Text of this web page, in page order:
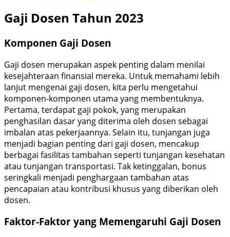
Gaji Dosen Tahun 2023
Komponen Gaji Dosen
Gaji dosen merupakan aspek penting dalam menilai
kesejahteraan finansial mereka. Untuk memahami lebih
lanjut mengenai gaji dosen, kita perlu mengetahui
komponen-komponen utama yang membentuknya.
Pertama, terdapat gaji pokok, yang merupakan
penghasilan dasar yang diterima oleh dosen sebagai
imbalan atas pekerjaannya. Selain itu, tunjangan juga
menjadi bagian penting dari gaji dosen, mencakup
berbagai fasilitas tambahan seperti tunjangan kesehatan
atau tunjangan transportasi. Tak ketinggalan, bonus
seringkali menjadi penghargaan tambahan atas
pencapaian atau kontribusi khusus yang diberikan oleh
dosen.
Faktor-Faktor yang Memengaruhi Gaji Dosen